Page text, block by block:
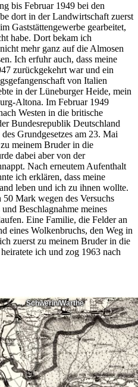
bis Februar 1949 bei den
dort in der Landwirtschaft zuerst
Gaststättengewerbe gearbeitet,
habe. Dort bekam ich
mehr ganz auf die Almosen
Ich erfuhr auch, dass meine
zurückgekehrt war und ein
von Italien
in der Lüneburger Heide, mein
Altona. Im Februar 1949
Westen in die britische
Bundesrepublik Deutschland
Grundgesetzes am 23. Mai
zu meinem Bruder in die
dabei aber von der
Nach erneutem Aufenthalt
ich erklären, dass meine
leben und ich zu ihnen wollte.
Mark wegen des Versuchs
Beschlagnahme meines
Eine Familie, die Felder an
eines Wolkenbruchs, den Weg in
zuerst zu meinem Bruder in die
ich und zog 1963 nach
Schwerin/Warthe